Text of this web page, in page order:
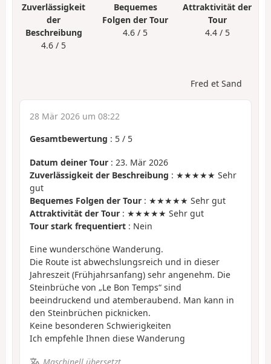
Zuverlässigkeit
der
Beschreibung
4.6 / 5
Bequemes
Folgen der Tour
4.6 / 5
Attraktivität der
Tour
4.4 / 5
Fred et Sand
28 Mär 2026 um 08:22
Gesamtbewertung : 5 / 5
Datum deiner Tour : 23. Mär 2026
Zuverlässigkeit der Beschreibung : ★★★★★ Sehr
gut
Bequemes Folgen der Tour : ★★★★★ Sehr gut
Attraktivität der Tour : ★★★★★ Sehr gut
Tour stark frequentiert : Nein
Eine wunderschöne Wanderung.
Die Route ist abwechslungsreich und in dieser
Jahreszeit (Frühjahrsanfang) sehr angenehm. Die
Steinbrüche von „Le Bon Temps“ sind
beeindruckend und atemberaubend. Man kann in
den Steinbrüchen picknicken.
Keine besonderen Schwierigkeiten
Ich empfehle Ihnen diese Wanderung